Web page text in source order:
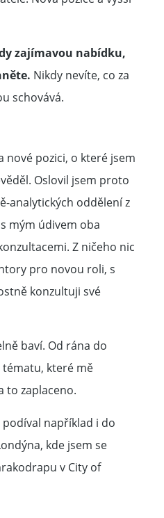
zajímavou nabídku,
Nikdy nevíte, co za
schovává.
nové pozici, o které jsem
Oslovil jsem proto
analytických oddělení z
mým údivem oba
Z ničeho nic
pro novou roli, s
konzultuji své
baví. Od rána do
které mě
to zaplaceno.
například i do
kde jsem se
v City of